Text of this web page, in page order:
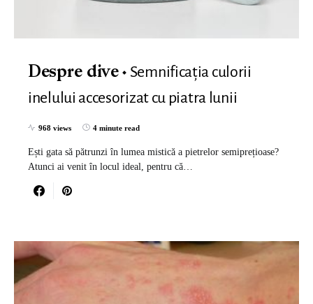
Despre dive
Semnificația culorii
inelului accesorizat cu piatra lunii
968 views 4 minute read
Ești gata să pătrunzi în lumea mistică a pietrelor semiprețioase?
Atunci ai venit în locul ideal, pentru că…